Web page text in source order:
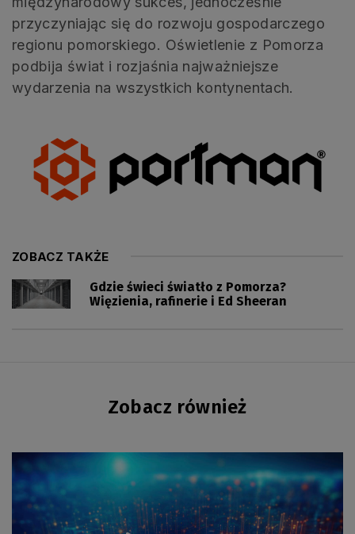
przyczyniając się do rozwoju gospodarczego
regionu pomorskiego. Oświetlenie z Pomorza
podbija świat i rozjaśnia najważniejsze
wydarzenia na wszystkich kontynentach.
ZOBACZ TAKŻE
Gdzie świeci światło z Pomorza?
Więzienia, rafinerie i Ed Sheeran
Zobacz również